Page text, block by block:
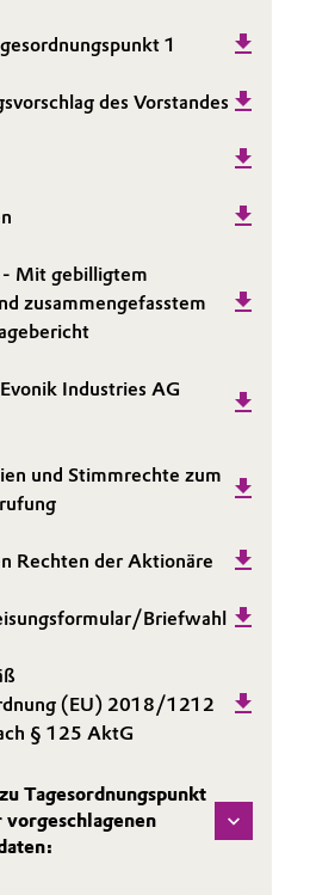
& Utilities
& Machinery
und Lieferbedingungen
1
des Vorstandes
Mit gebilligtem
zusammengefasstem
Industries AG
und Stimmrechte zum
Rechten der Aktionäre
Briefwahl
(EU) 2018/1212
§ 125 AktG
Tagesordnungspunkt
vorgeschlagenen